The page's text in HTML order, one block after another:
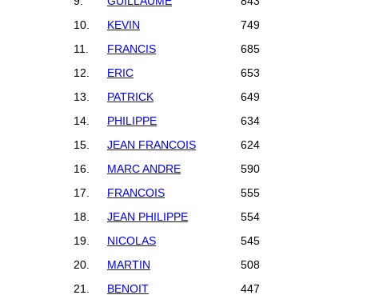
10.
KEVIN
749
11.
FRANCIS
685
12.
ERIC
653
13.
PATRICK
649
14.
PHILIPPE
634
15.
JEAN FRANCOIS
624
16.
MARC ANDRE
590
17.
FRANCOIS
555
18.
JEAN PHILIPPE
554
19.
NICOLAS
545
20.
MARTIN
508
21.
BENOIT
447